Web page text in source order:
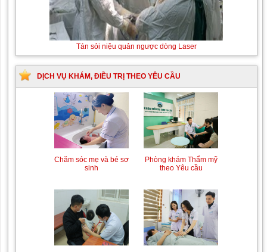
Tán sỏi niệu quản ngược dòng Laser
DỊCH VỤ KHÁM, ĐIỀU TRỊ THEO YÊU CẦU
Chăm sóc mẹ và bé sơ
sinh
Phòng khám Thẩm mỹ
theo Yêu cầu